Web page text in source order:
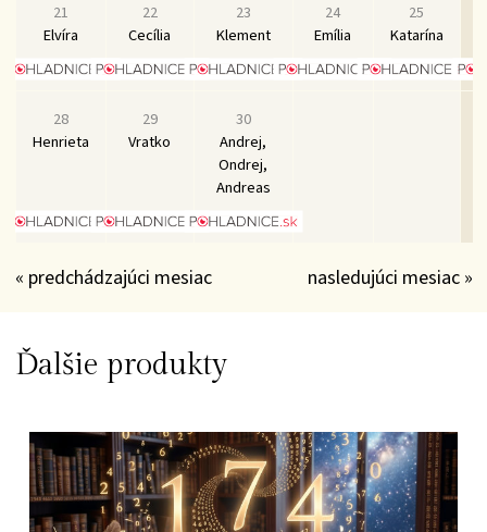
21
Elvíra
22
Cecília
23
Klement
24
Emília
25
Katarína
28
Henrieta
29
Vratko
30
Andrej,
Ondrej,
Andreas
« predchádzajúci mesiac nasledujúci mesiac »
Ďalšie produkty